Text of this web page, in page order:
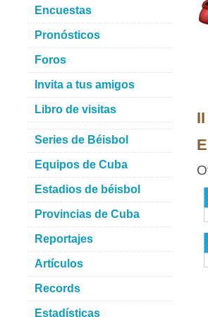
Encuestas
Pronósticos
Foros
Invita a tus amigos
Libro de visitas
Series de Béisbol
Equipos de Cuba
Estadios de béisbol
Provincias de Cuba
Reportajes
Artículos
Records
Estadísticas